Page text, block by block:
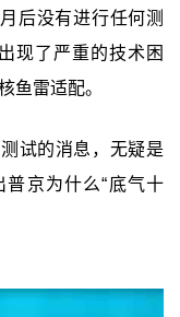
后没有进行任何测
现了严重的技术困
鱼雷适配。
试的消息，无疑是
京为什么“底气十